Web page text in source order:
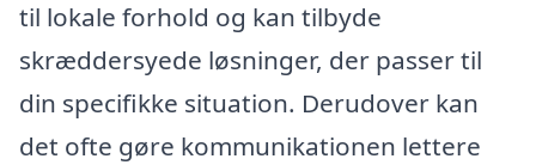
til lokale forhold og kan tilbyde
skræddersyede løsninger, der passer til
din specifikke situation. Derudover kan
det ofte gøre kommunikationen lettere